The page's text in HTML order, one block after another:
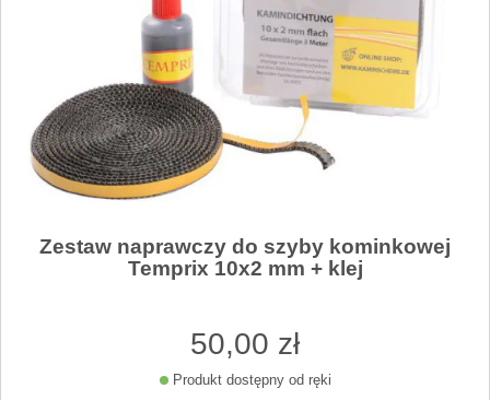
Zestaw naprawczy do szyby kominkowej
Temprix 10x2 mm + klej
50,00 zł
Produkt dostępny od ręki